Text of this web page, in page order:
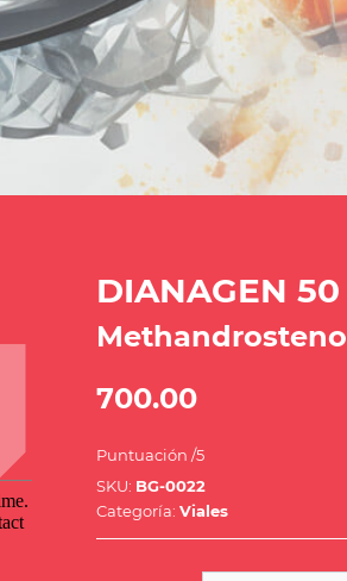
DIANAGEN 50
700.00
Puntuación /5
SKU: BG-0022
Categoría: Viales